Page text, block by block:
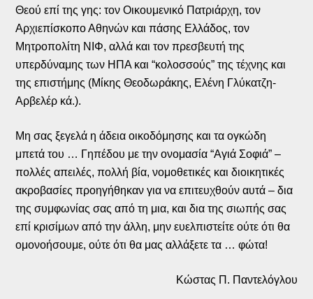
Θεού επί της γης: τον Οικουμενικό Πατριάρχη, τον
Αρχιεπίσκοπο Αθηνών και πάσης Ελλάδος, τον
Μητροπολίτη ΝΙΦ, αλλά και τον πρεσβευτή της
υπερδύναμης των ΗΠΑ και “κολοσσούς” της τέχνης και
της επιστήμης (Μίκης Θεοδωράκης, Ελένη Γλύκατζη-
Αρβελέρ κά.).
Μη σας ξεγελά η άδεια οικοδόμησης και τα ογκώδη
μπετά του … Γηπέδου με την ονομασία “Αγιά Σοφιά” –
πολλές απειλές, πολλή βία, νομοθετικές και διοικητικές
ακροβασίες προηγήθηκαν για να επιτευχθούν αυτά – δια
της συμφωνίας σας από τη μια, και δια της σιωπής σας
επί κρισίμων από την άλλη, μην ευελπιστείτε ούτε ότι θα
ομονοήσουμε, ούτε ότι θα μας αλλάξετε τα … φώτα!
Κώστας Π. Παντελόγλου